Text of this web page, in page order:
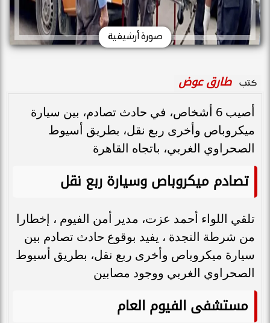
صورة أرشيفية
كتب طارق عوض
أصيب 6 أشخاص، في حادث تصادم، بين سيارة
ميكروباص وأخرى ربع نقل، بطريق أسيوط
الصحراوي الغربي، باتجاه القاهرة
تصادم ميكروباص وسيارة ربع نقل
تلقي اللواء أحمد عزت، مدير أمن الفيوم ، إخطارا
من شرطة النجدة ، يفيد بوقوع حادث تصادم بين
سيارة ميكروباص وأخرى ربع نقل، بطريق أسيوط
الصحراوي الغربي ووجود مصابين
مستشفى الفيوم العام